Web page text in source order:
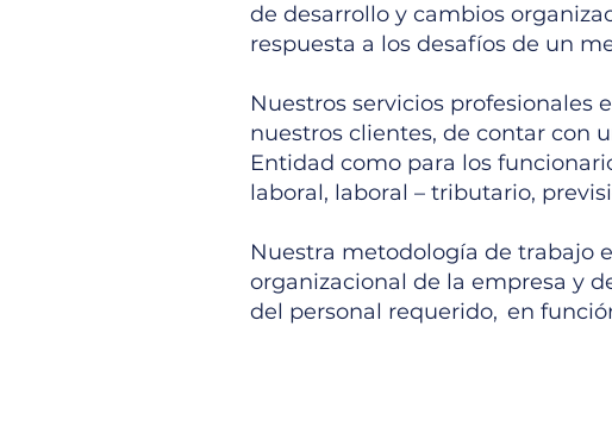
de desarrollo y cambios
respuesta a los desafíos de un
Nuestros servicios profesionales
nuestros clientes, de contar con
Entidad como para los
laboral, laboral – tributario,
Nuestra metodología de trabajo
organizacional de la empresa y
del personal requerido, en